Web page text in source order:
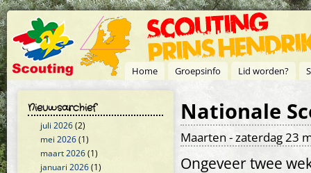
Overslaan en naar de inhoud gaan
Home Groepsinfo Lid worden?
Nieuwsarchief
juli 2026(2)
mei 2026(1)
maart 2026(1)
januari 2026(1)
Nationale
Maarten - zaterdag 23
Ongeveer twee